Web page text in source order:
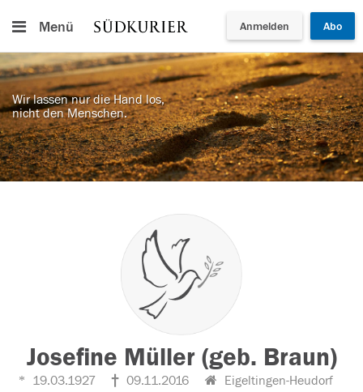
Menü Anmelden Abo
Wir lassen nur die Hand los,
nicht den Menschen.
Josefine Müller (geb. Braun)
19.03.1927 09.11.2016 Eigeltingen-Heudorf